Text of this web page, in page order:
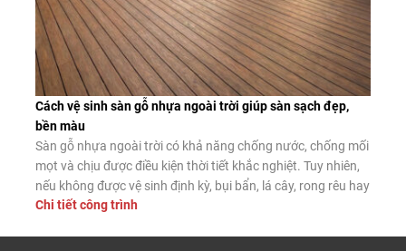
Cách vệ sinh sàn gỗ nhựa ngoài trời giúp sàn sạch đẹp,
bền màu
Sàn gỗ nhựa ngoài trời có khả năng chống nước, chống mối
mọt và chịu được điều kiện thời tiết khắc nghiệt. Tuy nhiên,
nếu không được vệ sinh định kỳ, bụi bẩn, lá cây, rong rêu hay
dầu mỡ vẫn có thể tích tụ trên bề mặt, làm giảm tính thẩm
Chi tiết công trình